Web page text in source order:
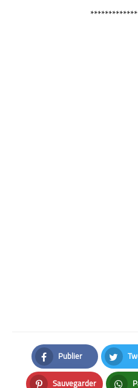
Publier
Facebook
Sauvegarder